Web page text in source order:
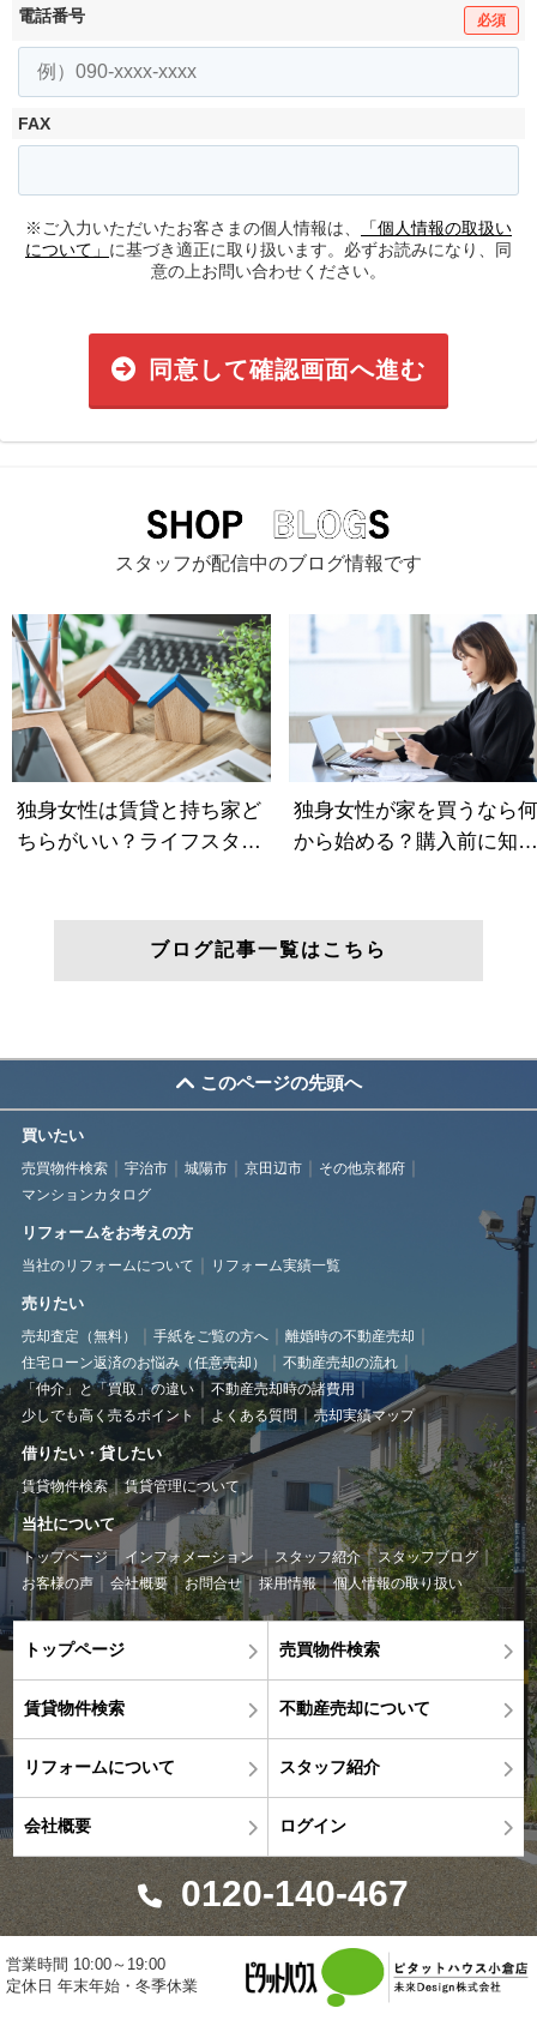
電話番号 必須
FAX
※ご入力いただいたお客さまの個人情報は、
「個人情報の取扱い
について」 に基づき適正に取り扱います。必ずお読みになり、同
意の上お問い合わせください。
同意して確認画面へ進む
スタッフが配信中のブログ情報です
ブログ記事一覧はこちら
このページの先頭へ
買いたい
売買物件検索 宇治市 城陽市 京田辺市
その他京都府
マンションカタログ
リフォームをお考えの方
当社のリフォームについて リフォーム実績一覧
売りたい
売却査定（無料） 手紙をご覧の方へ
離婚時の不動産売却
住宅ローン返済のお悩み（任意売却）
不動産売却の流れ
「仲介」と「買取」の違い
不動産売却時の諸費用
少しでも高く売るポイント
よくある質問 売却実績マップ
借りたい・貸したい
賃貸物件検索 賃貸管理について
当社について
トップページ インフォメーション スタッフ紹介
スタッフブログ
お客様の声
会社概要 お問合せ 採用情報 個人情報の取り扱い
トップページ 売買物件検索
賃貸物件検索 不動産売却について
リフォームについて スタッフ紹介
会社概要 ログイン
0120-140-467
営業時間 10:00～19:00
定休日 年末年始・冬季休業